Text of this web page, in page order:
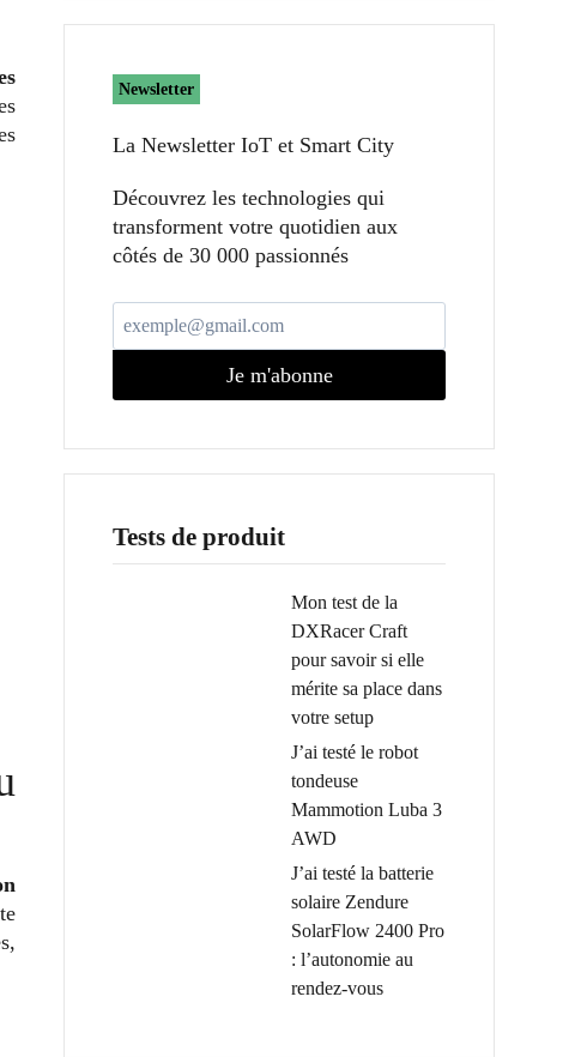
Newsletter
La Newsletter IoT et Smart City​
Découvrez les technologies qui
transforment votre quotidien aux
côtés de 30 000 passionnés
Je m'abonne
Tests de produit
Mon test de la
DXRacer Craft
pour savoir si elle
mérite sa place dans
votre setup
J’ai testé le robot
tondeuse
Mammotion Luba 3
AWD
J’ai testé la batterie
solaire Zendure
SolarFlow 2400 Pro
: l’autonomie au
rendez-vous